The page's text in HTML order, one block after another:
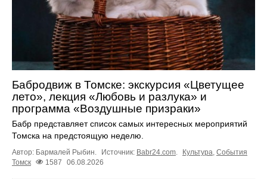
Бабродвиж в Томске: экскурсия «Цветущее
лето», лекция «Любовь и разлука» и
программа «Воздушные призраки»
Бабр представляет список самых интересных мероприятий
Томска на предстоящую неделю.
Автор: Бармалей Рыбин. Источник: Babr24.com Культура События
Томск
1587 06.08.2026